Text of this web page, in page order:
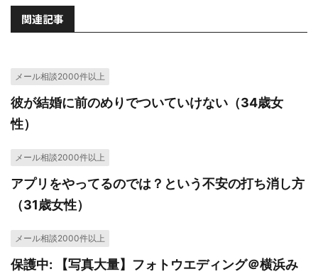
関連記事
メール相談2000件以上
彼が結婚に前のめりでついていけない（34歳女
性）
メール相談2000件以上
アプリをやってるのでは？という不安の打ち消し方
（31歳女性）
メール相談2000件以上
保護中: 【写真大量】フォトウエディング＠横浜み